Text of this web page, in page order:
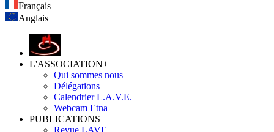
Français
Anglais
L'ASSOCIATION+
Qui sommes nous
Délégations
Calendrier L.A.V.E.
Webcam Etna
PUBLICATIONS+
Revue LAVE